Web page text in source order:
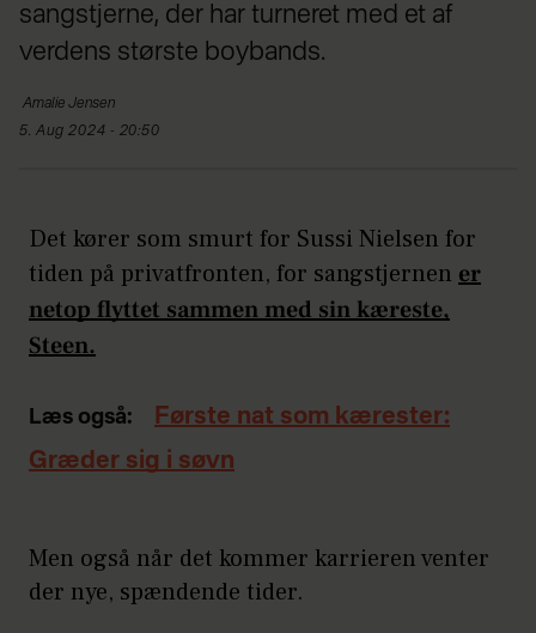
sangstjerne, der har turneret med et af
verdens største boybands.
Amalie Jensen
5. Aug 2024 - 20:50
Det kører som smurt for Sussi Nielsen for
tiden på privatfronten, for sangstjernen er
netop flyttet sammen med sin kæreste,
Steen.
Læs også:
Første nat som kærester:
Græder sig i søvn
Men også når det kommer karrieren venter
der nye, spændende tider.